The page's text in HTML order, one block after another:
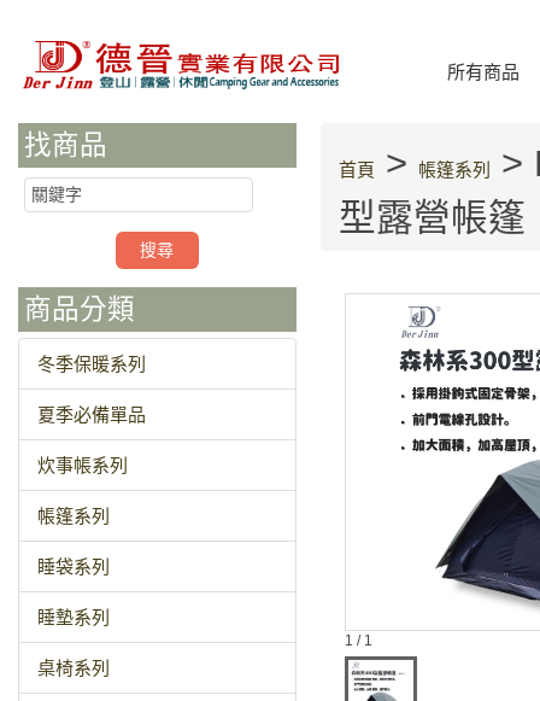
所有商品
找商品
商品分類
冬季保暖系列
夏季必備單品
炊事帳系列
帳篷系列
睡袋系列
睡墊系列
桌椅系列
首頁 > 帳篷系列
>
型露營帳篷
1 / 1